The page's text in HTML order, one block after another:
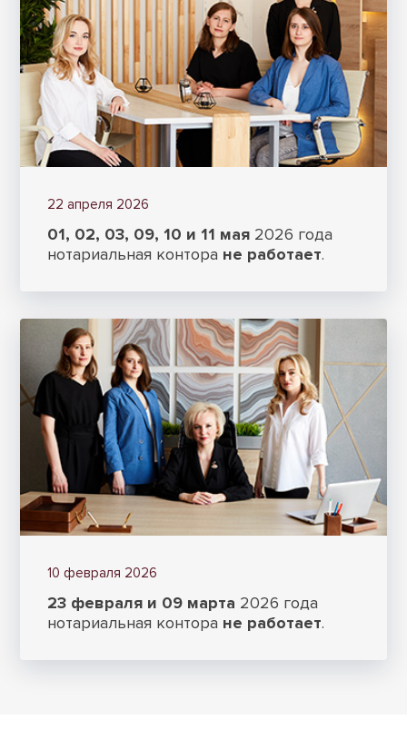
22 апреля 2026
01, 02, 03, 09, 10 и 11 мая 2026 года
нотариальная контора не работает.
10 февраля 2026
23 февраля и 09 марта 2026 года
нотариальная контора не работает.